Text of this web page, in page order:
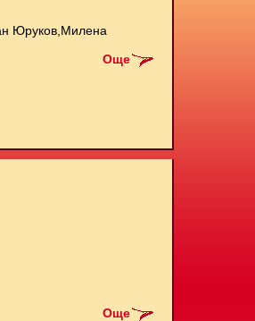
Юруков,Милена
Още
Още